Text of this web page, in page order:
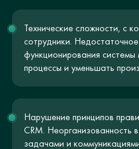
Технические сложности, с
сотрудники.
функционирования
процессы и уменьшать
Нарушение принципов
CRM. Неорганизованность
задачами и